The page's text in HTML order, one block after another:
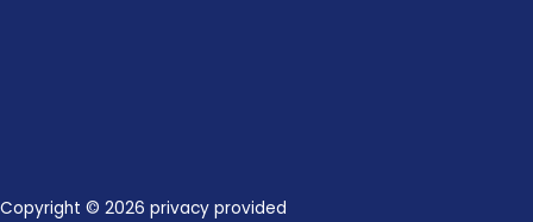
Copyright © 2026 privacy provided